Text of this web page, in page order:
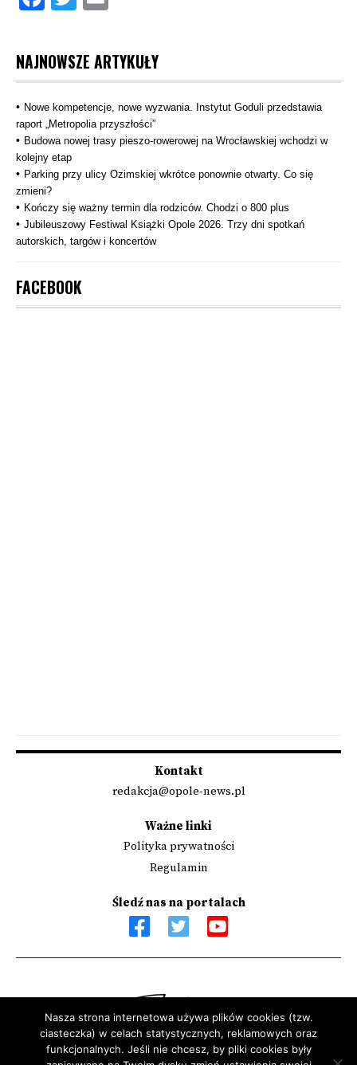
NAJNOWSZE ARTYKUŁY
Nowe kompetencje, nowe wyzwania. Instytut Goduli przedstawia
raport „Metropolia przyszłości”
Budowa nowej trasy pieszo‑rowerowej na Wrocławskiej wchodzi w
kolejny etap
Parking przy ulicy Ozimskiej wkrótce ponownie otwarty. Co się
zmieni?
Kończy się ważny termin dla rodziców. Chodzi o 800 plus
Jubileuszowy Festiwal Książki Opole 2026. Trzy dni spotkań
autorskich, targów i koncertów
FACEBOOK
Kontakt
redakcja@opole-news.pl
Ważne linki
Polityka prywatności
Regulamin
Śledź nas na portalach
Sfinansowano przez Narodowy Instytut Wolności - Centrum
Nasza strona internetowa używa plików cookies (tzw.
ciasteczka) w celach statystycznych, reklamowych oraz
funkcjonalnych. Jeśli nie chcesz, by pliki cookies były